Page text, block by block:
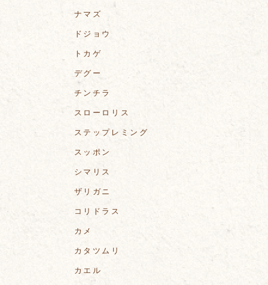
ナマズ
ドジョウ
トカゲ
デグー
チンチラ
スローロリス
ステップレミング
スッポン
シマリス
ザリガニ
コリドラス
カメ
カタツムリ
カエル